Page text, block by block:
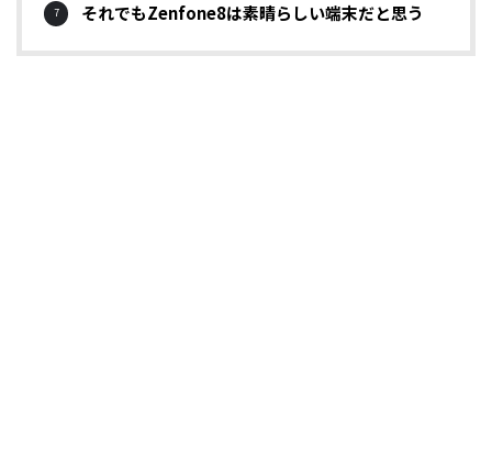
それでもZenfone8は素晴らしい端末だと思う